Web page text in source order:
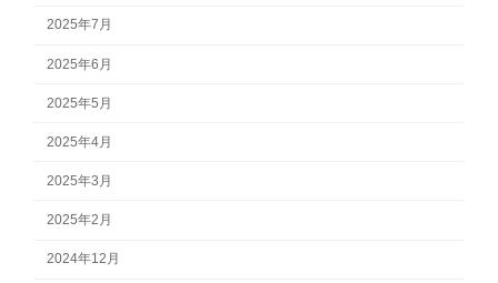
2025年7月
2025年6月
2025年5月
2025年4月
2025年3月
2025年2月
2024年12月